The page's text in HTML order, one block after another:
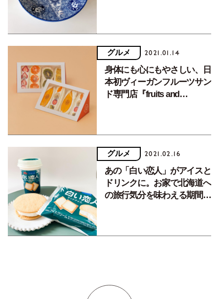
グルメ 2021.01.14
身体にも心にもやさしい、日
本初ヴィーガンフルーツサン
ド専門店『fruits and
グルメ 2021.02.16
あの「白い恋人」がアイスと
ドリンクに。お家で北海道へ
の旅行気分を味わえる期間限